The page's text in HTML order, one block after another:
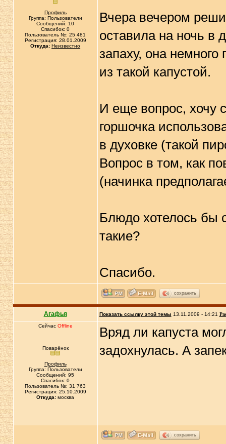
Профиль
Группа: Пользователи
Сообщений: 10
Спасибок: 0
Пользователь №: 25 481
Регистрация: 28.01.2009
Откуда: Неизвестно
Вчера вечером
оставила на ночь в
запаху, она
из такой капустой.
И еще вопрос, хочу
горшочка
в духовке (такой
Вопрос в том, как
(начинка
Блюдо хотелось бы
такие?
Спасибо.
сохранить
Агафья Показать ссылку этой темы 13.11.2009 - 14:21
Сейчас Offline
Поварёнок
Профиль
Группа: Пользователи
Сообщений: 95
Спасибок: 0
Пользователь №: 31 763
Регистрация: 25.10.2009
Откуда: москва
Вряд ли капуста
задохнулась. А
сохранить